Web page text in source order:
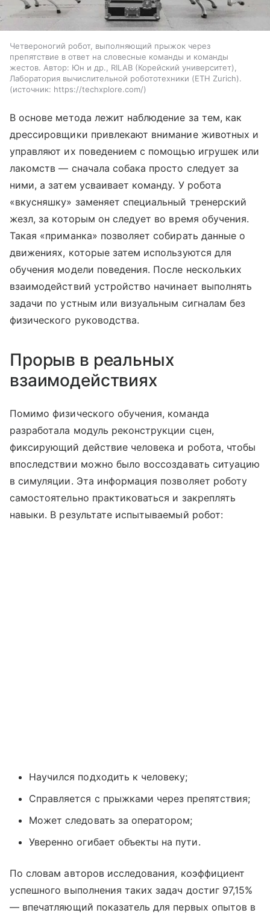
Четвероногий робот, выполняющий прыжок через
препятствие в ответ на словесные команды и команды
жестов. Автор: Юн и др., RILAB (Корейский университет),
Лаборатория вычислительной робототехники (ETH Zurich).
источник: https://techxplore.com/
В основе метода лежит наблюдение за тем, как
дрессировщики привлекают внимание животных и
управляют их поведением с помощью игрушек или
лакомств — сначала собака просто следует за
ними, а затем усваивает команду. У робота
«вкусняшку» заменяет специальный тренерский
жезл, за которым он следует во время обучения.
Такая «приманка» позволяет собирать данные о
движениях, которые затем используются для
обучения модели поведения. После нескольких
взаимодействий устройство начинает выполнять
задачи по устным или визуальным сигналам без
физического руководства.
Прорыв в реальных
взаимодействиях
Помимо физического обучения, команда
разработала модуль реконструкции сцен,
фиксирующий действие человека и робота, чтобы
впоследствии можно было воссоздавать ситуацию
в симуляции. Эта информация позволяет роботу
самостоятельно практиковаться и закреплять
навыки. В результате испытываемый робот:
Научился подходить к человеку;
Справляется с прыжками через препятствия;
Может следовать за оператором;
Уверенно огибает объекты на пути.
По словам авторов исследования, коэффициент
успешного выполнения таких задач достиг 97,15%
— впечатляющий показатель для первых опытов в